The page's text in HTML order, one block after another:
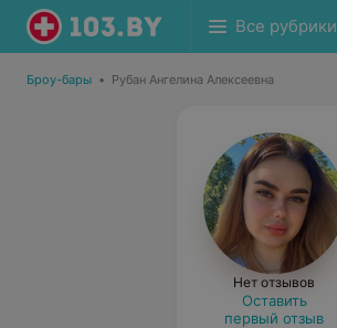
Все рубрики
Броу-бары • Рубан Ангелина Алексеевна
Нет отзывов
Оставить
первый отзыв